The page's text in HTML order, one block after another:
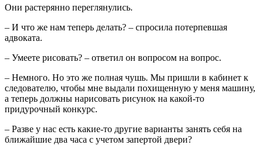
Они растерянно переглянулись.
– И что же нам теперь делать? – спросила потерпевшая
адвоката.
– Умеете рисовать? – ответил он вопросом на вопрос.
– Немного. Но это же полная чушь. Мы пришли в кабинет к
следователю, чтобы мне выдали похищенную у меня машину,
а теперь должны нарисовать рисунок на какой-то
придурочный конкурс.
– Разве у нас есть какие-то другие варианты занять себя на
ближайшие два часа с учетом запертой двери?